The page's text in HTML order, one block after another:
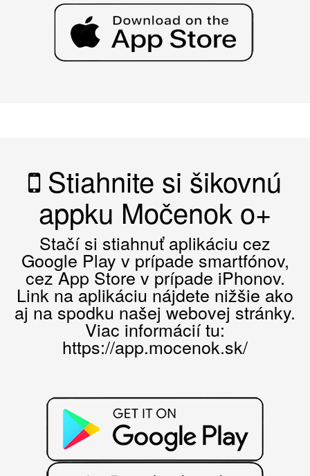
Stiahnite si šikovnú
appku Močenok o+
Stačí si stiahnuť aplikáciu cez
Google Play v prípade smartfónov,
cez App Store v prípade iPhonov.
Link na aplikáciu nájdete nižšie ako
aj na spodku našej webovej stránky.
Viac informácií tu:
https://app.mocenok.sk/